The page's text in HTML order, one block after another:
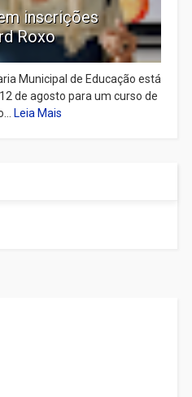
inscrições
Roxo
Municipal de Educação está
de agosto para um curso de
Leia Mais